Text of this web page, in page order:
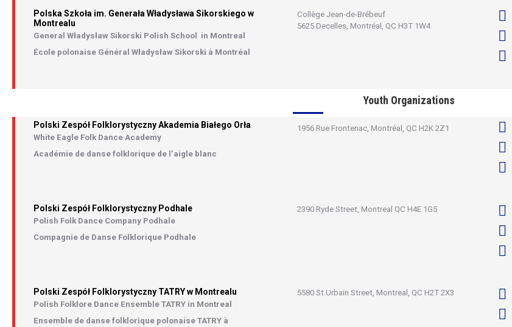
Polska Szkoła im. Generała Władysława Sikorskiego w
Montrealu
General Władysław Sikorski Polish School in Montreal
École polonaise Général Władysław Sikorski à Montréal
Collège Jean-de-Brébeuf
5625 Decelles, Montréal, QC H3T 1W4
Youth Organizations
Polski Zespół Folklorystyczny Akademia Białego Orła
White Eagle Folk Dance Academy
Académie de danse folklorique de l’aigle blanc
1956 Rue Frontenac, Montréal, QC H2K 2Z1
Polski Zespół Folklorystyczny Podhale
Polish Folk Dance Company Podhale
Compagnie de Danse Folklorique Podhale
2390 Ryde Street, Montreal QC H4E 1G5
Polski Zespół Folklorystyczny TATRY w Montrealu
Polish Folklore Dance Ensemble TATRY in Montreal
Ensemble de danse folklorique polonaise TATRY à
5580 St.Urbain Street, Montreal, QC H2T 2X3